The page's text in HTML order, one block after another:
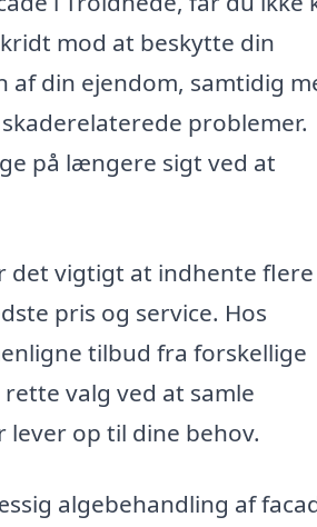
mod at beskytte din
din ejendom, samtidig
problemer.
på længere sigt ved at
det vigtigt at indhente flere
pris og service. Hos
tilbud fra forskellige
valg ved at samle
op til dine behov.
algebehandling af